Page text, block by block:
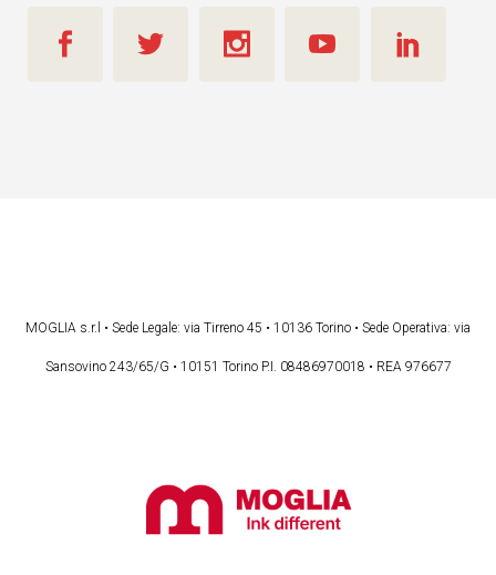
MOGLIA s.r.l • Sede Legale: via Tirreno 45 • 10136 Torino • Sede Operativa: via
Sansovino 243/65/G • 10151 Torino P.I. 08486970018 • REA 976677